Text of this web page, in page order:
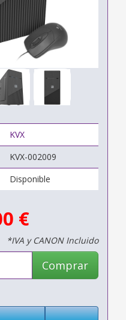
KVX
KVX-002009
Disponible
€
*IVA y CANON Incluido
Comprar